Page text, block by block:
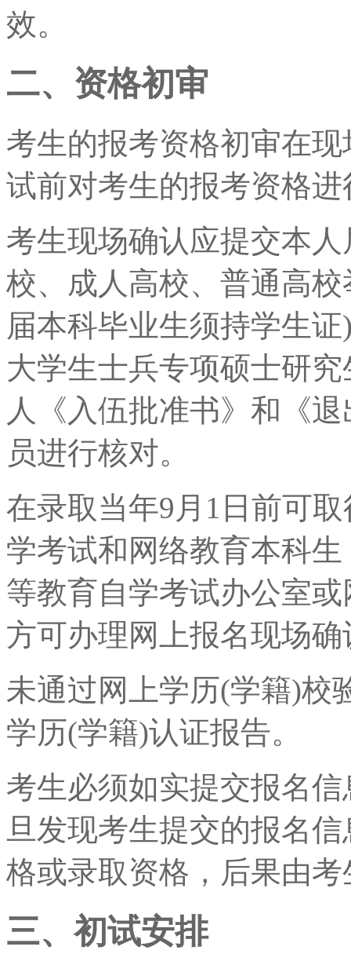
效。
二、资格初审
考生的报考资格初审在
试前对考生的报考资格
考生现场确认应提交本
校、成人高校、普通高
届本科毕业生须持学生
大学生士兵专项硕士研
人《入伍批准书》和《
员进行核对。
在录取当年9月1日前可
学考试和网络教育本科
等教育自学考试办公室
方可办理网上报名现场
未通过网上学历(学籍)校
学历(学籍)认证报告。
考生必须如实提交报名
旦发现考生提交的报名
格或录取资格，后果由
三、初试安排